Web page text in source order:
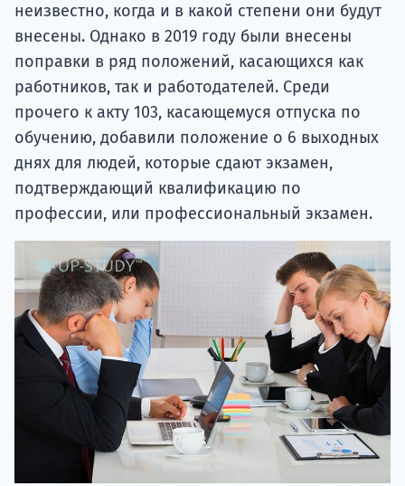
неизвестно, когда и в какой степени они будут
внесены. Однако в 2019 году были внесены
поправки в ряд положений, касающихся как
работников, так и работодателей. Среди
прочего к акту 103, касающемуся отпуска по
обучению, добавили положение о 6 выходных
днях для людей, которые сдают экзамен,
подтверждающий квалификацию по
профессии, или профессиональный экзамен.